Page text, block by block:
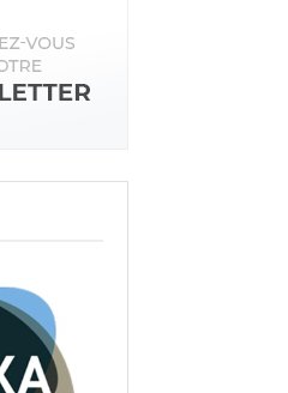
obtenir des informations
la possibilité de joindre
visio-conférence en cas
mode formation
le nouveau
poste de travail. Cet outil
du nouvel arrivant,
en cas d’urgence ou